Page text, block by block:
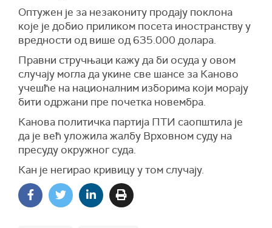
Оптужен је за незакониту продају поклона
које је добио приликом посета иностранству у
вредности од више од 635.000 долара.
Правни стручњаци кажу да би осуда у овом
случају могла да укине све шансе за Каново
учешће на националним изборима који морају
бити одржани пре почетка новембра.
Канова политичка партија ПТИ саопштила је
да је већ уложила жалбу Врховном суду на
пресуду окружног суда.
Кан је негирао кривицу у том случају.